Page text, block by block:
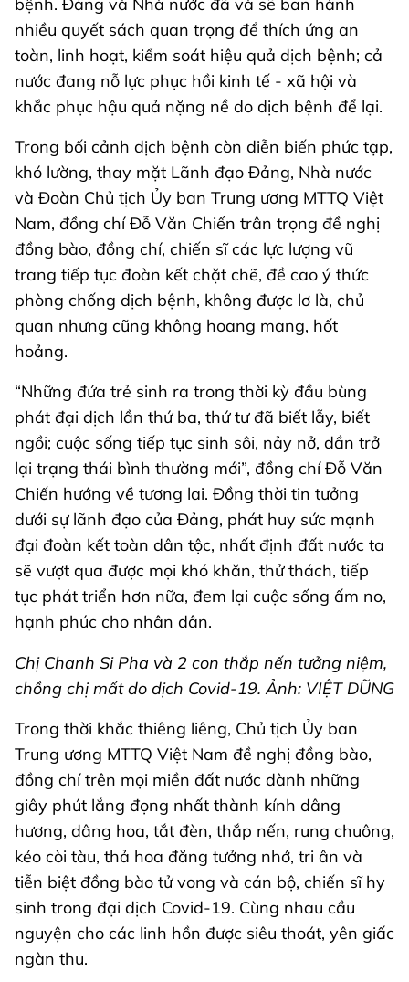
nhiều quyết sách quan trọng để thích ứng an
toàn, linh hoạt, kiểm soát hiệu quả dịch bệnh; cả
nước đang nỗ lực phục hồi kinh tế - xã hội và
khắc phục hậu quả nặng nề do dịch bệnh để lại.
Trong bối cảnh dịch bệnh còn diễn biến phức tạp,
khó lường, thay mặt Lãnh đạo Đảng, Nhà nước
và Đoàn Chủ tịch Ủy ban Trung ương MTTQ Việt
Nam, đồng chí Đỗ Văn Chiến trân trọng đề nghị
đồng bào, đồng chí, chiến sĩ các lực lượng vũ
trang tiếp tục đoàn kết chặt chẽ, đề cao ý thức
phòng chống dịch bệnh, không được lơ là, chủ
quan nhưng cũng không hoang mang, hốt
hoảng.
“Những đứa trẻ sinh ra trong thời kỳ đầu bùng
phát đại dịch lần thứ ba, thứ tư đã biết lẫy, biết
ngồi; cuộc sống tiếp tục sinh sôi, nảy nở, dần trở
lại trạng thái bình thường mới”, đồng chí Đỗ Văn
Chiến hướng về tương lai. Đồng thời tin tưởng
dưới sự lãnh đạo của Đảng, phát huy sức mạnh
đại đoàn kết toàn dân tộc, nhất định đất nước ta
sẽ vượt qua được mọi khó khăn, thử thách, tiếp
tục phát triển hơn nữa, đem lại cuộc sống ấm no,
hạnh phúc cho nhân dân.
Chị Chanh Si Pha và 2 con thắp nến tưởng niệm,
chồng chị mất do dịch Covid-19. Ảnh: VIỆT DŨNG
Trong thời khắc thiêng liêng, Chủ tịch Ủy ban
Trung ương MTTQ Việt Nam đề nghị đồng bào,
đồng chí trên mọi miền đất nước dành những
giây phút lắng đọng nhất thành kính dâng
hương, dâng hoa, tắt đèn, thắp nến, rung chuông,
kéo còi tàu, thả hoa đăng tưởng nhớ, tri ân và
tiễn biệt đồng bào tử vong và cán bộ, chiến sĩ hy
sinh trong đại dịch Covid-19. Cùng nhau cầu
nguyện cho các linh hồn được siêu thoát, yên giấc
ngàn thu.